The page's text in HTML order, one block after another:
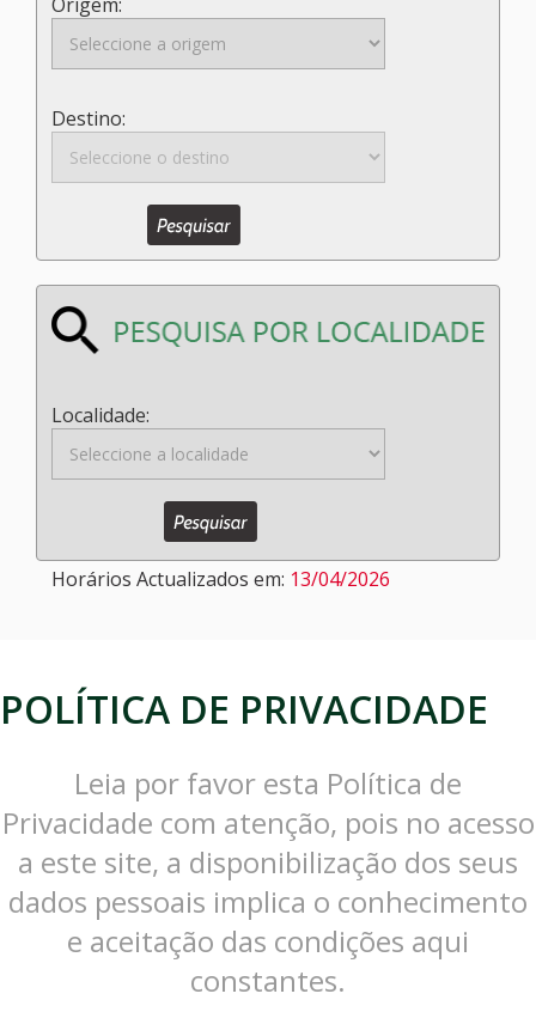
Destino:
Localidade:
Horários Actualizados em: 13/04/2026
POLÍTICA DE PRIVACIDADE
Leia por favor esta Política de
Privacidade com atenção, pois no acesso
a este site, a disponibilização dos seus
dados pessoais implica o conhecimento
e aceitação das condições aqui
constantes.